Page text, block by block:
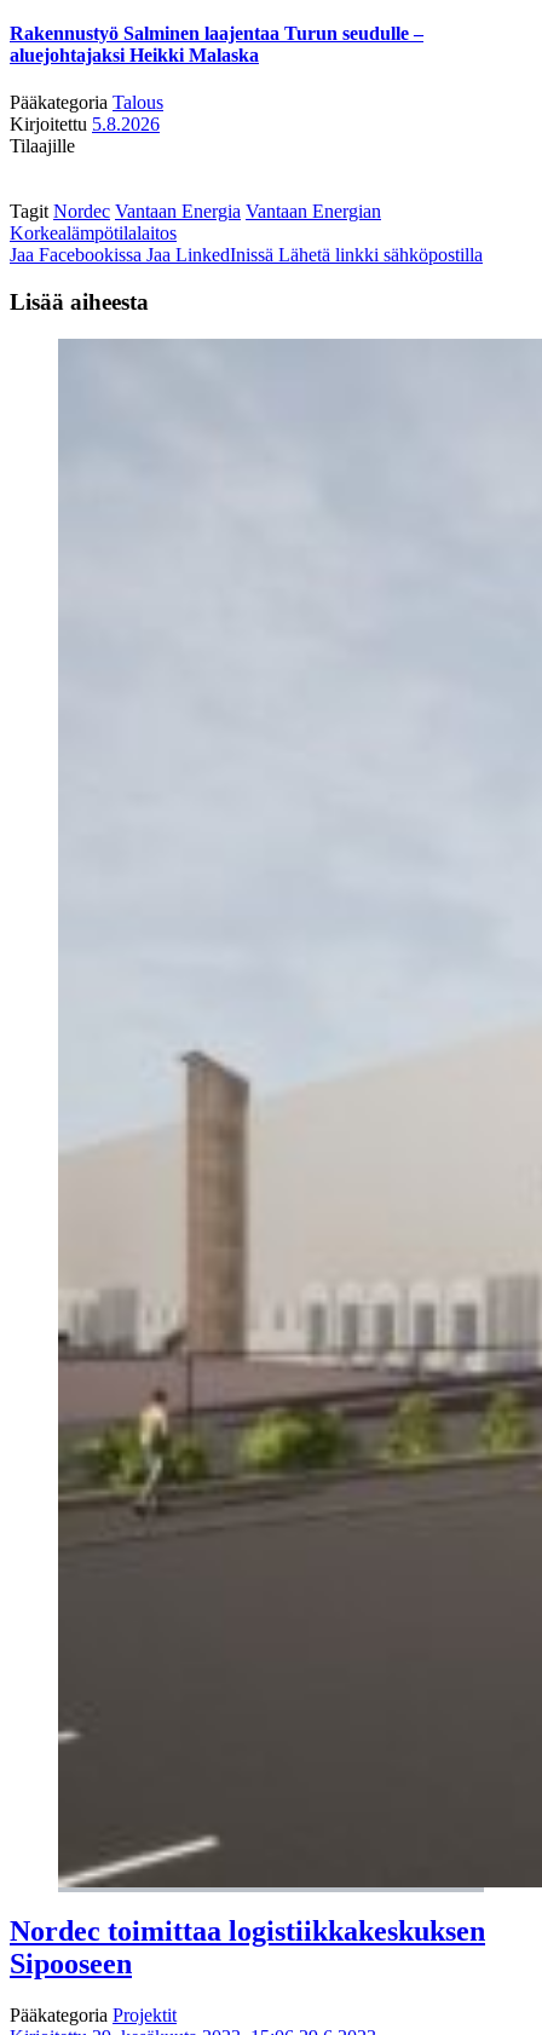
Rakennustyö Salminen laajentaa Turun seudulle –
aluejohtajaksi Heikki Malaska
Pääkategoria Talous
Kirjoitettu 5.8.2026
Tilaajille
Tagit Nordec Vantaan Energia Vantaan Energian
Korkealämpötilalaitos
Jaa Facebookissa Jaa LinkedInissä Lähetä linkki sähköpostilla
Lisää aiheesta
Nordec toimittaa logistiikkakeskuksen
Sipooseen
Pääkategoria Projektit